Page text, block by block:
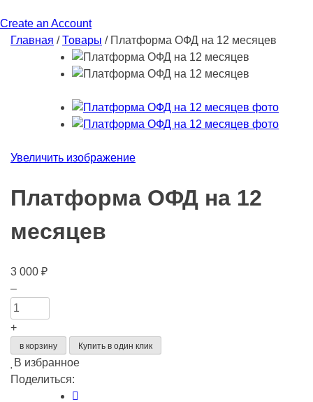
Create an Account
Главная /Товары / Платформа ОФД на 12 месяцев
Увеличить изображение
Платформа ОФД на 12
месяцев
3 000 ₽
Количество
товара
Платформа
ОФД
на
12
месяцев
–
+
в корзину Купить в один клик
В избранное
Поделиться: